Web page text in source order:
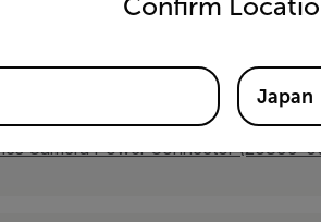
Camera Power Connector (26399-
Confirm
Japan